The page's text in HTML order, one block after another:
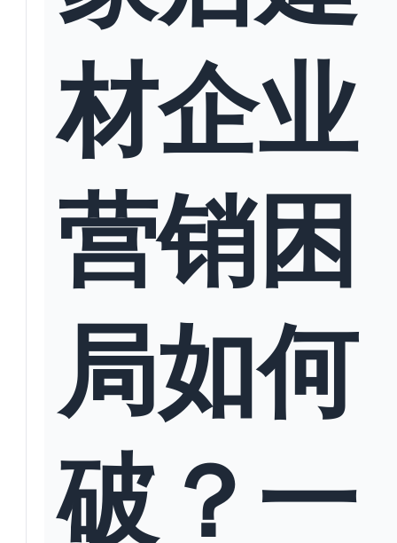
材企业
营销困
局如何
破？一